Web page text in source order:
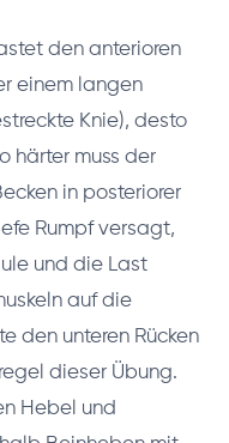
den anterioren
einem langen
Knie), desto
härter muss der
in posteriorer
Rumpf versagt,
und die Last
auf die
den unteren Rücken
dieser Übung.
Hebel und